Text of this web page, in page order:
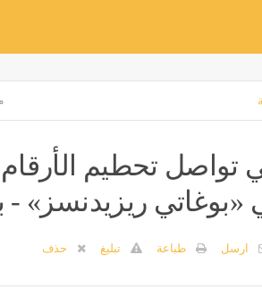
تواصل تحطيم
ريزيدنسز» -
ارسل طباعة تبليغ حذف